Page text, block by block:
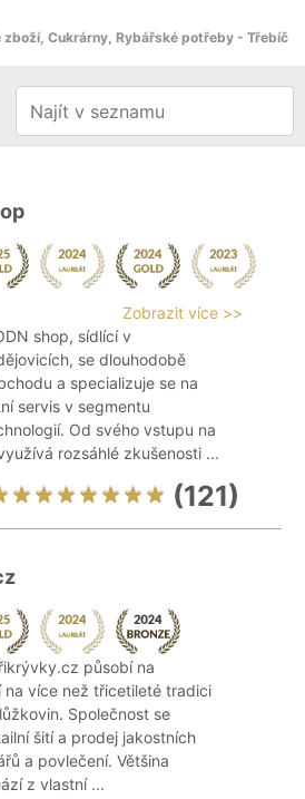
zboží, Cukrárny, Rybářské potřeby - Třebíč
Zobrazit více >>
shop, sídlící v
se dlouhodobě
a specializuje se na
servis v segmentu
Od svého vstupu na
rozsáhlé zkušenosti ...
(121)
působí na
na více než třicetileté tradici
Společnost se
šití a prodej jakostních
a povlečení. Většina
z vlastní ...